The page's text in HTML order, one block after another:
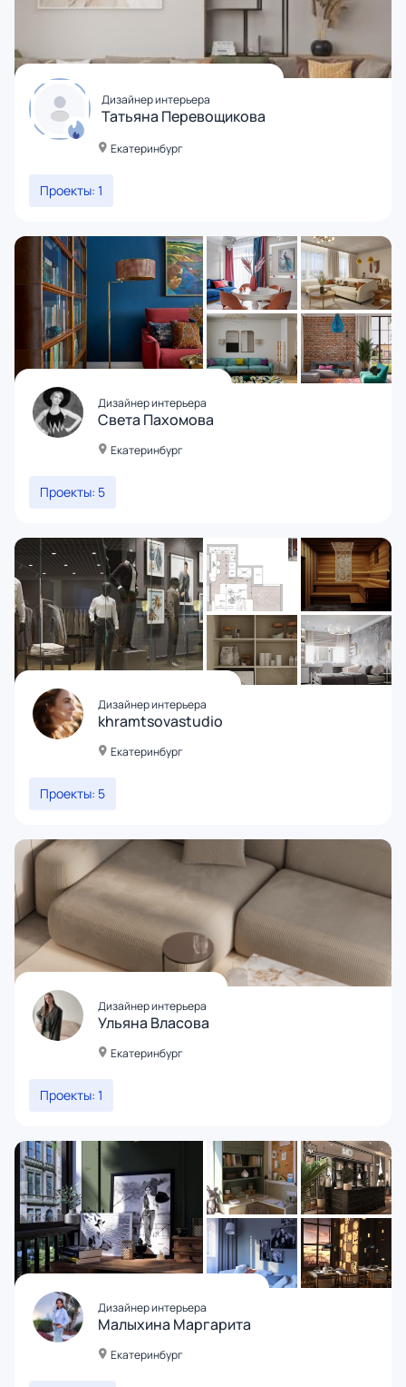
Дизайнер интерьера
Татьяна Перевощикова
Екатеринбург
Проекты: 1
Дизайнер интерьера
Света Пахомова
Екатеринбург
Проекты: 5
Дизайнер интерьера
khramtsovastudio
Екатеринбург
Проекты: 5
Дизайнер интерьера
Ульяна Власова
Екатеринбург
Проекты: 1
Дизайнер интерьера
Малыхина Маргарита
Екатеринбург